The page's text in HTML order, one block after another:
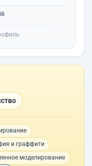
и граффити
моделирование